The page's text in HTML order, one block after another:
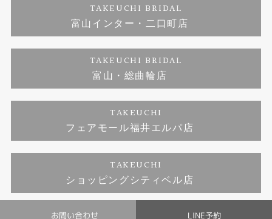
お問い合わせ LINE予約
福井指輪工房｜手作り結婚指輪 and 婚約指輪
福井工房｜手作り婚約指輪プロポーズプラン
TAKEUCHI BRIDAL
富山インター・二口町店
TAKEUCHI BRIDAL
富山・総曲輪店
TAKEUCHI
フェアモール福井エルパ店
TAKEUCHI
ショッピングシティベル店